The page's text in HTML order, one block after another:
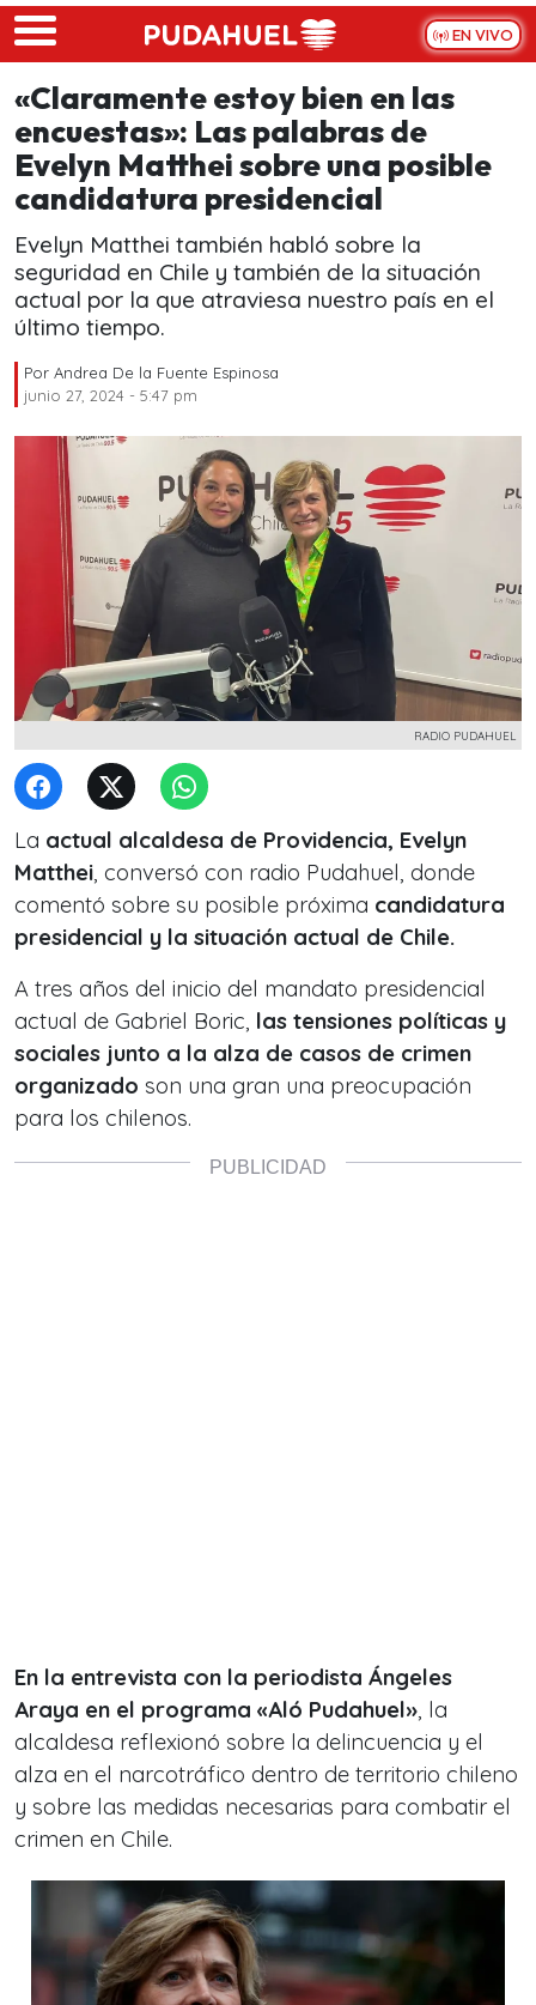
Skip to main content
EN VIVO
«Claramente estoy bien en las
encuestas»: Las palabras de
Evelyn Matthei sobre una posible
candidatura presidencial
Evelyn Matthei también habló sobre la
seguridad en Chile y también de la situación
actual por la que atraviesa nuestro país en el
último tiempo.
Por Andrea De la Fuente Espinosa
junio 27, 2024 - 5:47 pm
RADIO PUDAHUEL
La actual alcaldesa de Providencia, Evelyn
Matthei, conversó con radio Pudahuel, donde
comentó sobre su posible próxima candidatura
presidencial y la situación actual de Chile.
A tres años del inicio del mandato presidencial
actual de Gabriel Boric, las tensiones políticas y
sociales junto a la alza de casos de crimen
organizado son una gran una preocupación
para los chilenos.
En la entrevista con la periodista Ángeles
Araya en el programa «Aló Pudahuel», la
alcaldesa reflexionó sobre la delincuencia y el
alza en el narcotráfico dentro de territorio chileno
y sobre las medidas necesarias para combatir el
crimen en Chile.